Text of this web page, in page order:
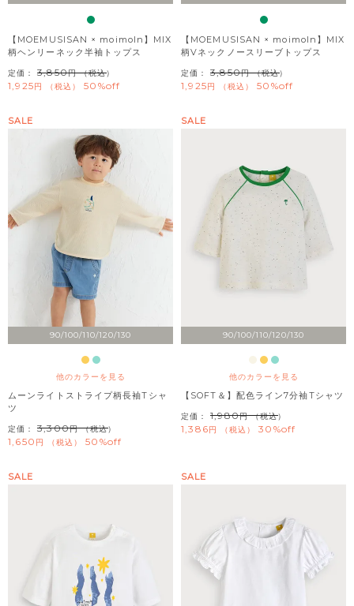
【MOEMUSISAN × moimoln】MIX
柄ヘンリーネック半袖トップス
定価： 3,850 （税込）
1,925 税込 50%off
【MOEMUSISAN × moimoln】MIX
柄Vネックノースリーブトップス
定価： 3,850 （税込）
1,925 税込 50%off
90/100/110/120/130
他のカラーを見る
SALE
ムーンライトストライプ柄長袖Tシャ
ツ
定価： 3,300 （税込）
1,650 税込 50%off
90/100/110/120/130
他のカラーを見る
SALE
【SOFT＆】配色ライン7分袖Tシャツ
定価： 1,980 （税込）
1,386 税込 30%off
SALE SALE